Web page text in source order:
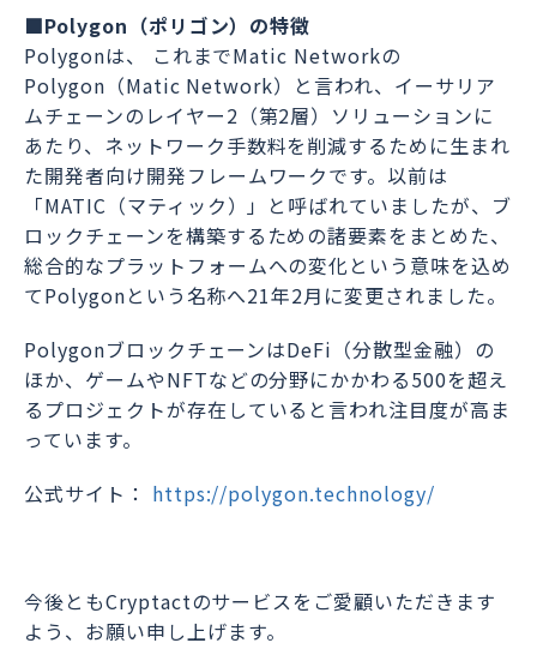
■Polygon（ポリゴン）の特徴
Polygonは、 これまでMatic Networkの
Polygon（Matic Network）と言われ、イーサリア
ムチェーンのレイヤー2（第2層）ソリューションに
あたり、ネットワーク手数料を削減するために生まれ
た開発者向け開発フレームワークです。以前は
「MATIC（マティック）」と呼ばれていましたが、ブ
ロックチェーンを構築するための諸要素をまとめた、
総合的なプラットフォームへの変化という意味を込め
てPolygonという名称へ21年2月に変更されました。
PolygonブロックチェーンはDeFi（分散型金融）の
ほか、ゲームやNFTなどの分野にかかわる500を超え
るプロジェクトが存在していると言われ注目度が高ま
っています。
公式サイト： https://polygon.technology/
今後ともCryptactのサービスをご愛顧いただきます
よう、お願い申し上げます。